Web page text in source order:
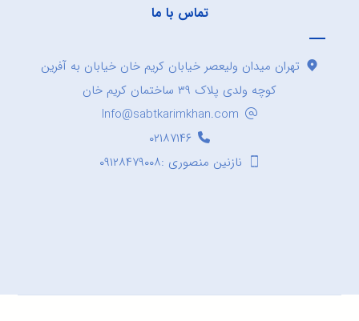
تماس با ما
تهران میدان ولیعصر خیابان کریم خان خیابان به آفرین
کوچه ولدی پلاک ۳۹ ساختمان کریم خان
Info@sabtkarimkhan.com
۰۲۱۸۷۱۴۶
نازنین منصوری :۰۹۱۲۸۴۷۹۰۰۸